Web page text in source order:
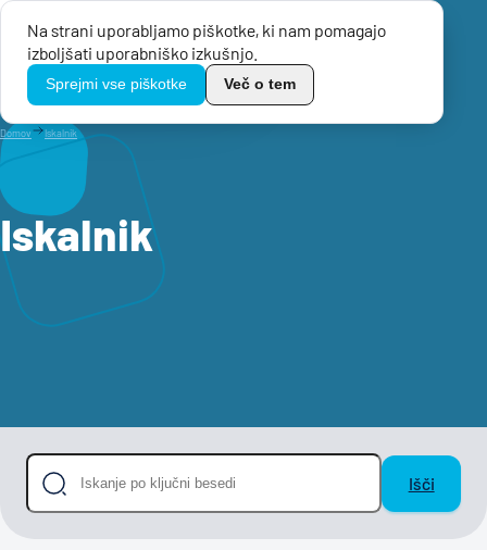
Na strani uporabljamo piškotke, ki nam pomagajo
izboljšati uporabniško izkušnjo.
Sprejmi vse piškotke Več o tem
TikoPro
Menu
Domov Iskalnik
Iskalnik
Išči